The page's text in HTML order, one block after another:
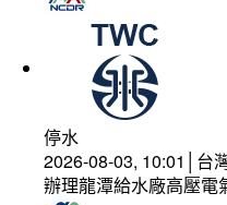
停水
2026-08-03, 10:01│台
辦理龍潭給水廠高壓電